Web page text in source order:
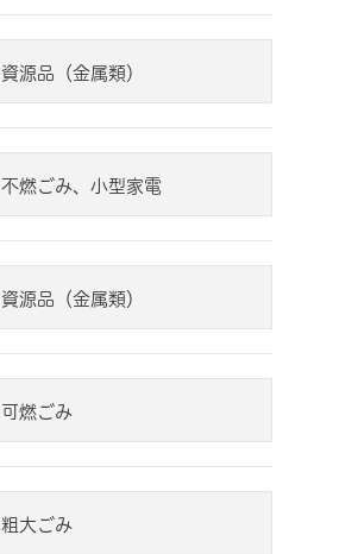
資源品（金属類）
不燃ごみ、小型家電
資源品（金属類）
可燃ごみ
粗大ごみ